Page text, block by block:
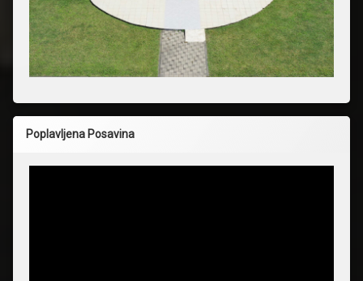
Poplavljena Posavina